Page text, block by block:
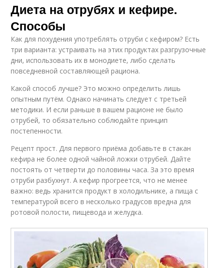
Диета на отрубях и кефире.
Способы
Как для похудения употреблять отруби с кефиром? Есть
три варианта: устраивать на этих продуктах разгрузочные
дни, использовать их в монодиете, либо сделать
повседневной составляющей рациона.
Какой способ лучше? Это можно определить лишь
опытным путём. Однако начинать следует с третьей
методики. И если раньше в вашем рационе не было
отрубей, то обязательно соблюдайте принцип
постепенности.
Рецепт прост. Для первого приёма добавьте в стакан
кефира не более одной чайной ложки отрубей. Дайте
постоять от четверти до половины часа. За это время
отруби разбухнут. А кефир прогреется, что не менее
важно: ведь хранится продукт в холодильнике, а пища с
температурой всего в несколько градусов вредна для
ротовой полости, пищевода и желудка.